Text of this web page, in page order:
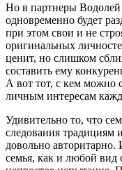
Но в партнеры Водолей
одновременно будет
при этом свои и не
оригинальных
ценит, но слишком
составить ему
А вот тот, с кем можно
личным интересам
Удивительно то, что
следования традициям
довольно авторитарно.
семья, как и любой вид